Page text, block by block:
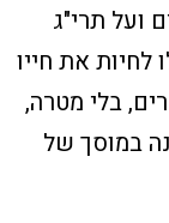
ועל תרי"ג
לחיות את חייו
בלי מטרה,
במוסך של